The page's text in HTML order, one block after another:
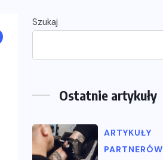
Szukaj
Ostatnie artykuły
ARTYKUŁY
PARTNERÓW